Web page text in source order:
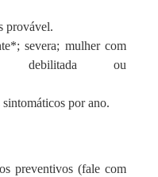
provável.
severa; mulher com
debilitada ou
por ano.
preventivos (fale com